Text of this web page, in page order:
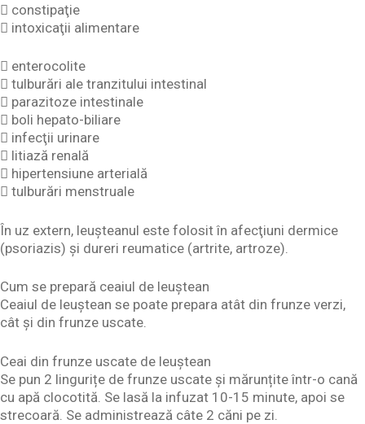
 constipaţie
 intoxicaţii alimentare
 enterocolite
 tulburări ale tranzitului intestinal
 parazitoze intestinale
 boli hepato-biliare
 infecţii urinare
 litiază renală
 hipertensiune arterială
 tulburări menstruale
În uz extern, leuşteanul este folosit în afecţiuni dermice
(psoriazis) şi dureri reumatice (artrite, artroze).
Cum se prepară ceaiul de leuștean
Ceaiul de leuștean se poate prepara atât din frunze verzi,
cât și din frunze uscate.
Ceai din frunze uscate de leuștean
Se pun 2 lingurițe de frunze uscate și mărunțite într-o cană
cu apă clocotită. Se lasă la infuzat 10-15 minute, apoi se
strecoară. Se administrează câte 2 căni pe zi.